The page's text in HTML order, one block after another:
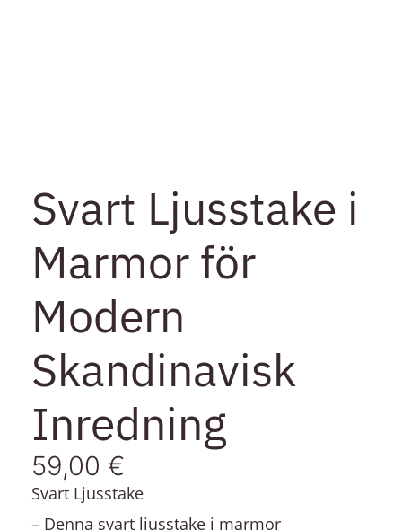
Svart Ljusstake i
Marmor för
Modern
Skandinavisk
Inredning
59,00 €
Svart Ljusstake
– Denna svart ljusstake i marmor